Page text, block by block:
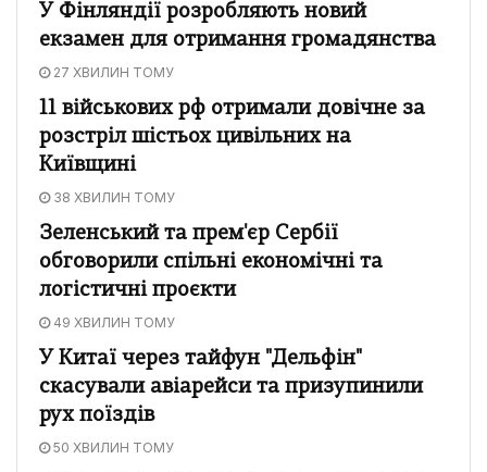
У Фінляндії розробляють новий
екзамен для отримання громадянства
27 ХВИЛИН ТОМУ
11 військових рф отримали довічне за
розстріл шістьох цивільних на
Київщині
38 ХВИЛИН ТОМУ
Зеленський та прем'єр Сербії
обговорили спільні економічні та
логістичні проєкти
49 ХВИЛИН ТОМУ
У Китаї через тайфун "Дельфін"
скасували авіарейси та призупинили
рух поїздів
50 ХВИЛИН ТОМУ